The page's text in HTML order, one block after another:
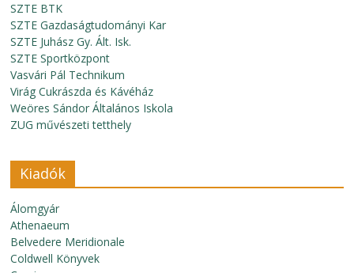
SZTE BTK
SZTE Gazdaságtudományi Kar
SZTE Juhász Gy. Ált. Isk.
SZTE Sportközpont
Vasvári Pál Technikum
Virág Cukrászda és Kávéház
Weöres Sándor Általános Iskola
ZUG művészeti tetthely
Kiadók
Álomgyár
Athenaeum
Belvedere Meridionale
Coldwell Könyvek